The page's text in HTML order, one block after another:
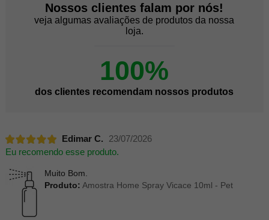
Nossos clientes falam por nós!
veja algumas avaliações de produtos da nossa
loja.
100%
dos clientes recomendam nossos produtos
Edimar C.
23/07/2026
Eu recomendo esse produto.
Muito Bom.
Produto: Amostra Home Spray Vicace 10ml - Pet